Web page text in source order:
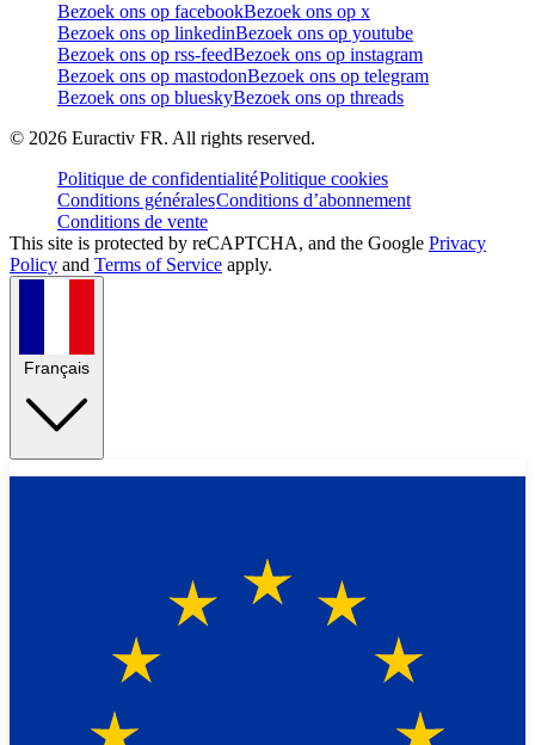
Bezoek ons op facebookBezoek ons op x
Bezoek ons op linkedinBezoek ons op youtube
Bezoek ons op rss-feedBezoek ons op instagram
Bezoek ons op mastodonBezoek ons op telegram
Bezoek ons op blueskyBezoek ons op threads
© 2026 Euractiv FR. All rights reserved.
Politique de confidentialitéPolitique cookies
Conditions généralesConditions d’abonnement
Conditions de vente
This site is protected by reCAPTCHA, and the Google Privacy
Policy and Terms of Service apply.
Français